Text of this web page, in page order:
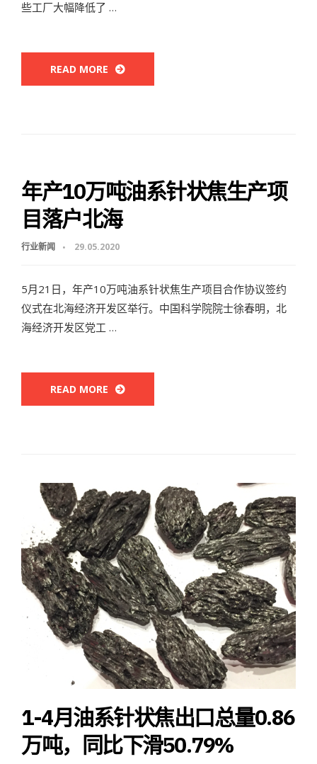
些工厂大幅降低了 …
READ MORE
年产10万吨油系针状焦生产项
目落户北海
行业新闻 29.05.2020
5月21日，年产10万吨油系针状焦生产项目合作协议签约
仪式在北海经济开发区举行。中国科学院院士徐春明，北
海经济开发区党工 …
READ MORE
1-4月油系针状焦出口总量0.86
万吨，同比下滑50.79%